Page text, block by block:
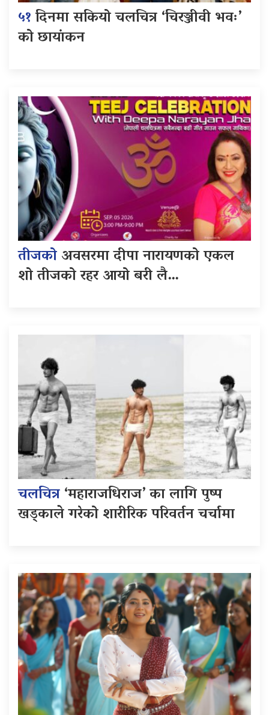
५१दिनमा सकियो चलचित्र ‘चिरञ्जीवी भवः’
को छायांकन
तीजकोअवसरमा दीपा नारायणको एकल
शो तीजको रहर आयो बरी लै…
चलचित्र‘महाराजधिराज’ का लागि पुष्प
खड्काले गरेको शारीरिक परिवर्तन चर्चामा